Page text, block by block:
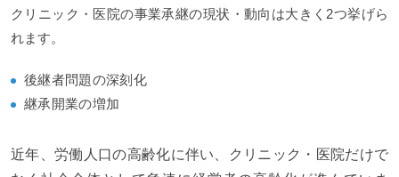
クリニック・医院の事業承継の現状・動向は大きく2つ挙げら
れます。
後継者問題の深刻化
継承開業の増加
近年、労働人口の高齢化に伴い、クリニック・医院だけで